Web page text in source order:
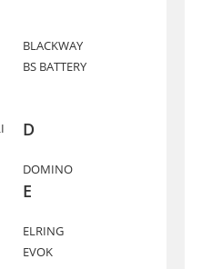
BLACKWAY
BS BATTERY
D
DOMINO
E
ELRING
EVOK